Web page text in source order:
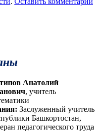
Анатолий
, учитель
Заслуженный учитель
Башкортостан,
педагогического труда